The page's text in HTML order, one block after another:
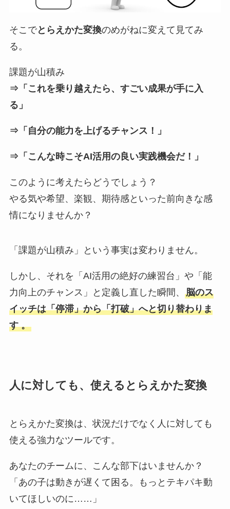
そこでとらえかた変換のめがねに変えて見てみ
る。
課題が山積み
⇒「これを乗り越えたら、すごい成果が手に入
る」
⇒「自分の能力を上げるチャンス！」
⇒「こんな時こそAI活用の良い実践機会だ！」
このように考えたらどうでしょう？
やる気や希望、楽観、期待感といった前向きな感
情になりませんか？
「課題が山積み」という事実は変わりません。
しかし、それを「AI活用の絶好の練習台」や「能
力向上のチャンス」と定義し直した瞬間、 脳のス
イッチは「停滞」から「打破」へと切り替わりま
す 。
人に対しても、使えるとらえかた変換
とらえかた変換は、状況だけでなく人に対しても
使える強力なツールです。
あなたのチームに、こんな部下はいませんか？
「あの子は動きが遅くて困る。もっとテキパキ動
いてほしいのに……」